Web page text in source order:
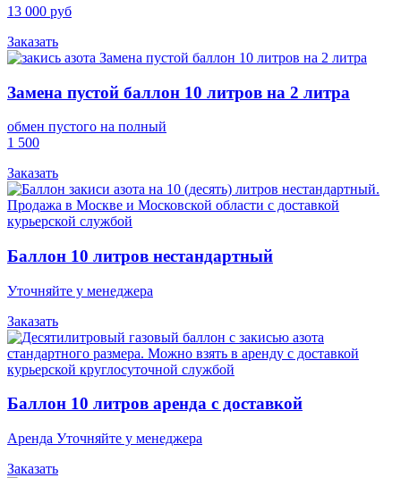
13 000 руб
Заказать
Замена пустой баллон 10 литров на 2 литра
обмен пустого на полный
1 500
Заказать
Баллон 10 литров нестандартный
Уточняйте у менеджера
Заказать
Баллон 10 литров аренда с доставкой
Аренда Уточняйте у менеджера
Заказать